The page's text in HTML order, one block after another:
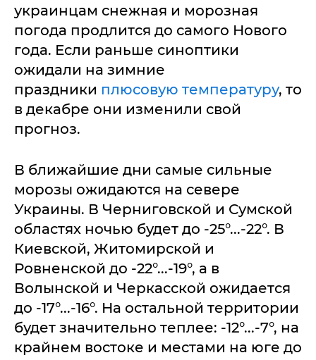
украинцам снежная и морозная
погода продлится до самого Нового
года. Если раньше синоптики
ожидали на зимние
праздники плюсовую температуру, то
в декабре они изменили свой
прогноз.
В ближайшие дни самые сильные
морозы ожидаются на севере
Украины. В Черниговской и Сумской
областях ночью будет до -25°...-22°. В
Киевской, Житомирской и
Ровненской до -22°...-19°, а в
Волынской и Черкасской ожидается
до -17°...-16°. На остальной территории
будет значительно теплее: -12°...-7°, на
крайнем востоке и местами на юге до